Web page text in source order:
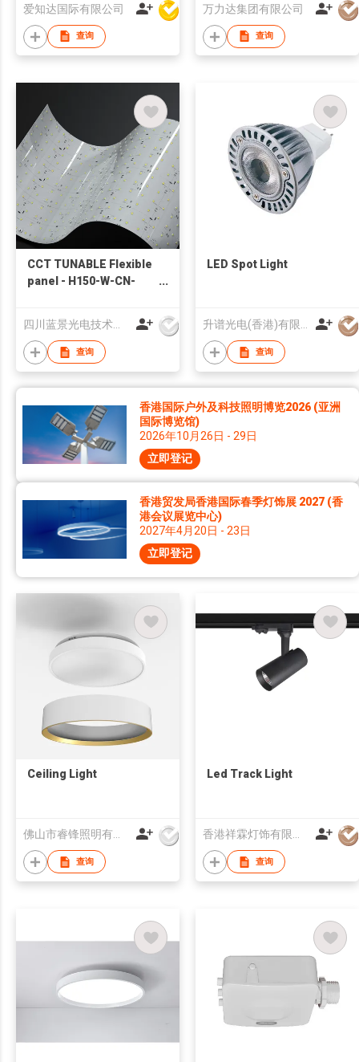
爱知达国际有限公司
查询
万力达集团有限公司
查询
CCT TUNABLE Flexible
panel - H150-W-CN-
四川蓝景光电技术有限责任公司
查询
LED Spot Light
查询
香港国际户外及科技照明博览2026 (亚洲
国际博览馆)
2026年10月26日 - 29日
立即登记
香港贸发局香港国际春季灯饰展 2027 (香
港会议展览中心)
2027年4月20日 - 23日
立即登记
Ceiling Light
佛山市睿锋照明有限公司
查询
Led Track Light
香港祥霖灯饰有限公司
查询